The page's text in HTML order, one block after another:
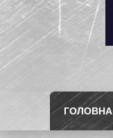
ГОЛОВНА